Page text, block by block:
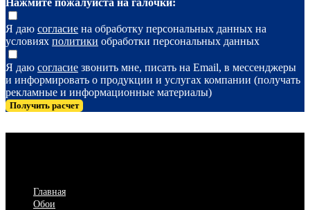
Я даю согласие на обработку персональных данных на
условиях политики обработки персональных данных
Я даю согласие звонить мне, писать на Email, в мессенджеры
и информировать о продукции и услугах компании (получать
рекламные и информационные материалы)
Получить расчет
Главная
Обои